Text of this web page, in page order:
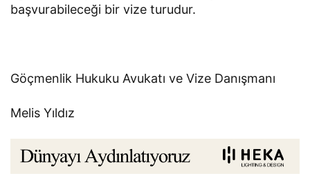
başvurabileceği bir vize turudur.
Göçmenlik Hukuku Avukatı ve Vize Danışmanı
Melis Yıldız